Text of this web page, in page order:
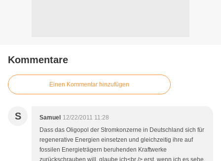
Kommentare
Einen Kommentar hinzufügen
S Samuel 12/22/2011 11:28
Dass das Oligopol der Stromkonzerne in Deutschland sich für
regenerative Energien einsetzen und gleichzeitig ihre auf
fossilen Energieträgern beruhenden Kraftwerke
zurückschrauben will, glaube ich<br /> erst, wenn ich es sehe.